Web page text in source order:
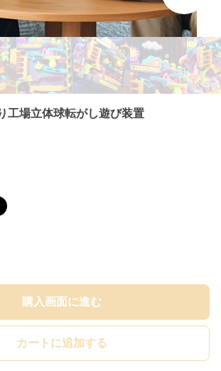
工場立体球転がし遊び装置
購入画面に進む
カートに追加する